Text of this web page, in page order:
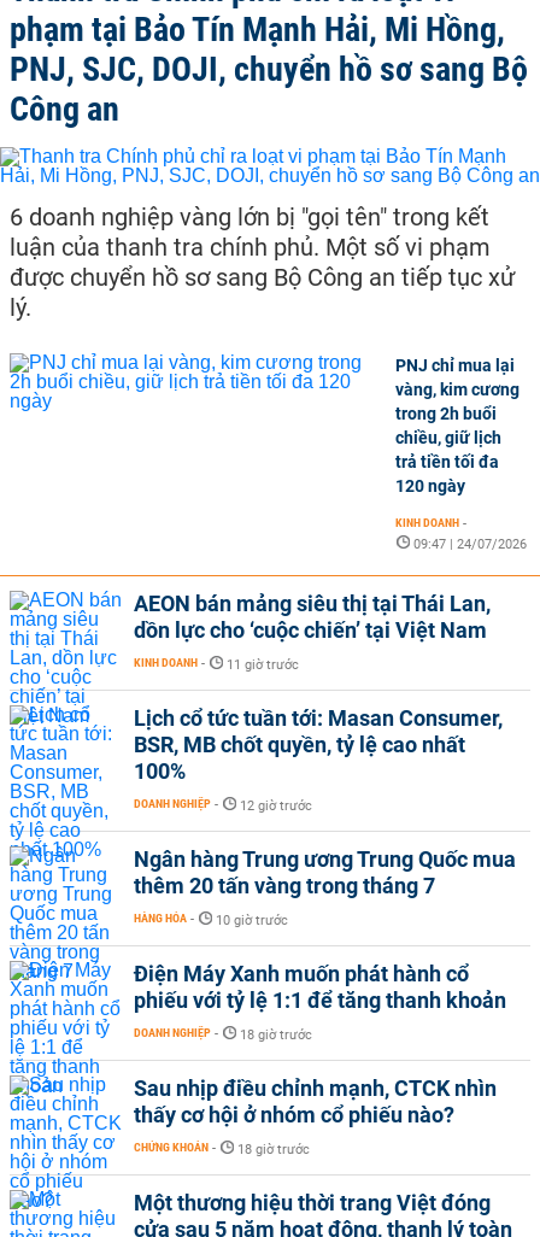
phạm tại Bảo Tín Mạnh Hải, Mi Hồng,
PNJ, SJC, DOJI, chuyển hồ sơ sang Bộ
Công an
6 doanh nghiệp vàng lớn bị "gọi tên" trong kết
luận của thanh tra chính phủ. Một số vi phạm
được chuyển hồ sơ sang Bộ Công an tiếp tục xử
lý.
PNJ chỉ mua lại
vàng, kim cương
trong 2h buổi
chiều, giữ lịch
trả tiền tối đa
120 ngày
KINH DOANH -
09:47 | 24/07/2026
AEON bán mảng siêu thị tại Thái Lan,
dồn lực cho ‘cuộc chiến’ tại Việt Nam
KINH DOANH - 11 giờ trước
Lịch cổ tức tuần tới: Masan Consumer,
BSR, MB chốt quyền, tỷ lệ cao nhất
100%
DOANH NGHIỆP - 12 giờ trước
Ngân hàng Trung ương Trung Quốc mua
thêm 20 tấn vàng trong tháng 7
HÀNG HÓA - 10 giờ trước
Điện Máy Xanh muốn phát hành cổ
phiếu với tỷ lệ 1:1 để tăng thanh khoản
DOANH NGHIỆP - 18 giờ trước
Sau nhịp điều chỉnh mạnh, CTCK nhìn
thấy cơ hội ở nhóm cổ phiếu nào?
CHỨNG KHOÁN - 18 giờ trước
Một thương hiệu thời trang Việt đóng
cửa sau 5 năm hoạt động, thanh lý toàn